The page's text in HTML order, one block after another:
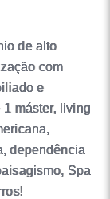
de alto
com
e
máster, living
dependência
Spa